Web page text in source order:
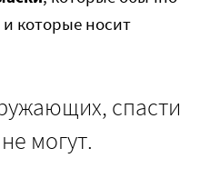
и которые носит
спасти
могут.